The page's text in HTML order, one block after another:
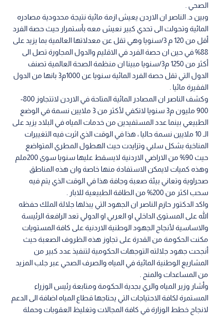
الصحي .
وبين د. الناصر ان الاردن يعيش ازمة مائية نتيجة محدودية مصادره
المائية وتحولت الى تحدي كبير نعيش معه بأستمرار حيث حصة الفرد
أقل من 120 م 3/سنويا وهي تقل عن معدلاتها العالمية بما يزيد على
88% في حين ان حصة الفرد في الاقليم والدول المجاورة تصل الى
أكثر من 1250 م3/سنويا مبينا ان منظمة الصحة العالمية تصنف
الدول التي تقل حصة الفرد المائية سنويا عن 1000م3 بانها من الدول
الفقيرة مائيا .
وكشف الناصر ان المصادر المائية المتاحة في الاردن لاتتجاوز 800-
900 مليون م3 سنويا لاتكفي لأكثر من 3 ملايين نسمة في الوضع
الطبيعي بينما عدد المستفيدين من خدمات المياه في البلاد يزيد على
الـ 10 ملايين نسمة حاليا ، هذا في الوقت الذي اثرت فيه التغييرات
المناخية بشكل سلبي وتزايدت حيث الهطول المطري المتواضع
حيث 90% من الاراضي الاردنية لايسقط عليها سنويا سوى 200ملم
وهذه كميات لايمكن الاستفادة منها خاصة وان هذه المناطق
صحراوية وتعاني بيئة صعبة وجافة هذا في الوقت الذي يتم فيه
سحب اكثر من 200% من الطاقة الطبيعية للابار .
واكد الدكتور حازم الناصر ان الجهود التي يبذلها جلالة الملك حفظه
الله على المستوى الداخلي او العربي او الدولي تعد الرافعة الرئيسة
والاساسية لأنجاح الجهود الوطنية الاردنية على كافة المستويات
مكنت الحكومة من القدرة على تجاوز هذه الظروف الصعبة حيث
أنجحت جهود جلالته التوجهات الحكومية لتنفيذ عدد كبير من
المشاريع الوطنية المائية في المياه والصرف الصحي عبر جلب المزيد
من المساعدات والمنح .
وأشار وزير المياه والري بجدية الحكومة ومتابعة رئيس الوزراء
المستمرة لكافة الاحتياجات التي يحتاجها قطاع المياه اضافة الى الدعم
لانجاح خطط الوزارة في كافة المجالات وتغليظ العقوبات وحملة